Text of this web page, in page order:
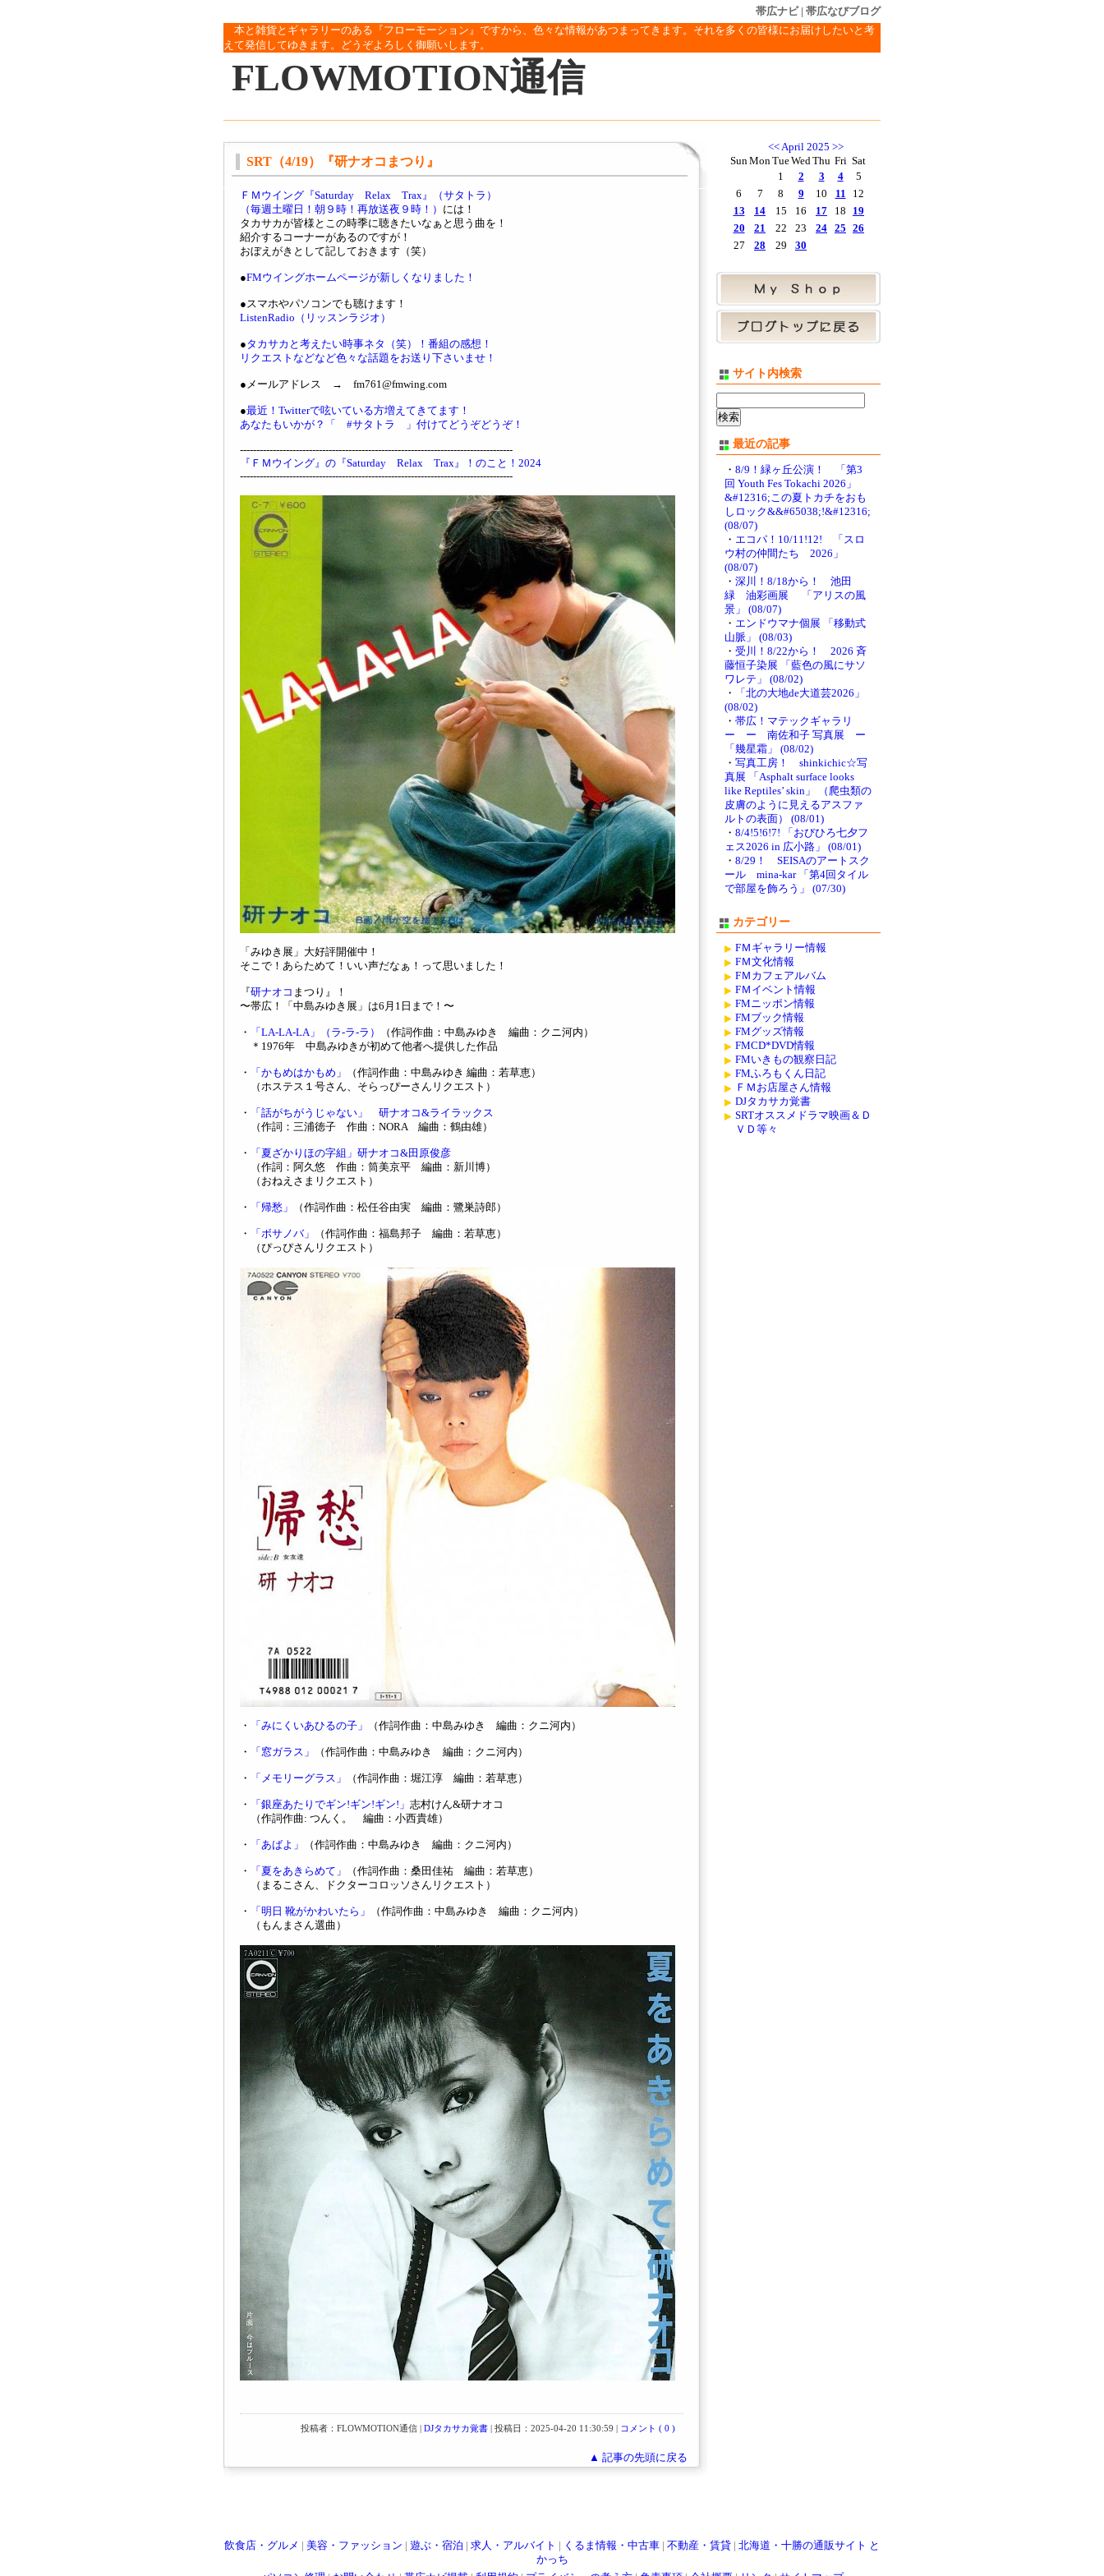
帯広ナビ| 帯広なびブログ
本と雑貨とギャラリーのある『フローモーション』ですから、色々な情報があつまってきます。それを多くの皆様にお届けしたいと考
えて発信してゆきます。どうぞよろしく御願いします。
FLOWMOTION通信
SRT（4/19）『研ナオコまつり』
ＦＭウイング『Saturday Relax Trax』（サタトラ）
（毎週土曜日！朝９時！再放送夜９時！） には！
タカサカが皆様とこの時季に聴きたいなぁと思う曲を！
紹介するコーナーがあるのですが！
おぼえがきとして記しておきます（笑）
●FMウイングホームページが新しくなりました！
●スマホやパソコンでも聴けます！
ListenRadio（リッスンラジオ）
●タカサカと考えたい時事ネタ（笑）！番組の感想！
リクエストなどなど色々な話題をお送り下さいませ！
●メールアドレス → fm761@fmwing.com
●最近！Twitterで呟いている方増えてきてます！
あなたもいかが？「 #サタトラ 」付けてどうぞどうぞ！
-----------------------------------------------------------------------------------
『ＦＭウイング』の『Saturday Relax Trax』！のこと！2024
-----------------------------------------------------------------------------------
「みゆき展」大好評開催中！
そこで！あらためて！いい声だなぁ！って思いました！
『 研ナオコ まつり』！
〜帯広！「中島みゆき展」は6月1日まで！〜
・ 「LA-LA-LA」（ラ-ラ-ラ）
（作詞作曲：中島みゆき 編曲：クニ河内）
＊1976年 中島みゆきが初めて他者へ提供した作品
・ 「かもめはかもめ」
（作詞作曲：中島みゆき 編曲：若草恵）
（ホステス１号さん、そらっぴーさんリクエスト）
・
「話がちがうじゃない」 研ナオコ&ライラックス
（作詞：三浦徳子 作曲：NORA 編曲：鶴由雄）
・
「夏ざかりほの字組」研ナオコ&田原俊彦
（作詞：阿久悠 作曲：筒美京平 編曲：新川博）
（おねえさまリクエスト）
・ 「帰愁」 （作詞作曲：松任谷由実 編曲：鷺巣詩郎）
・ 「ボサノバ」
（作詞作曲：福島邦子 編曲：若草恵）
（ぴっぴさんリクエスト）
・ 「みにくいあひるの子」 （作詞作曲：中島みゆき 編曲：クニ河内）
・ 「窓ガラス」 （作詞作曲：中島みゆき 編曲：クニ河内）
・ 「メモリーグラス」 （作詞作曲：堀江淳 編曲：若草恵）
・ 「銀座あたりでギン!ギン!ギン!」 志村けん&研ナオコ
（作詞作曲: つんく。 編曲：小西貴雄）
・ 「あばよ」 （作詞作曲：中島みゆき 編曲：クニ河内）
・ 「夏をあきらめて」
（作詞作曲：桑田佳祐 編曲：若草恵）
（まるこさん、ドクターコロッソさんリクエスト）
・ 「明日 靴がかわいたら」
（作詞作曲：中島みゆき 編曲：クニ河内）
（もんまさん選曲）
投稿者：FLOWMOTION通信 | DJタカサカ覚書 | 投稿日：2025-04-20 11:30:59 | コメント ( 0 )
▲ 記事の先頭に戻る
<<April 2025 >>
SunMonTueWedThu Fri Sat
1
2 3 4
5
6
7 8 9 10 11
12
13
14 15 16 17 18
19
20
21 22 23 24 25
26
27
28 29 30
サイト内検索
最近の記事
・ 8/9！緑ヶ丘公演！ 「第3
回 Youth Fes Tokachi 2026」
&#12316;この夏トカチをおも
しロック&&#65038;!&#12316;
(08/07)
・ エコパ！10/11!12! 「スロ
ウ村の仲間たち 2026」
(08/07)
・ 深川！8/18から！ 池田
緑 油彩画展 「アリスの風
景」 (08/07)
・ エンドウマナ個展 「移動式
山脈」 (08/03)
・ 受川！8/22から！ 2026 斉
藤恒子染展 「藍色の風にサソ
ワレテ」 (08/02)
・
「北の大地de大道芸2026」
(08/02)
・ 帯広！マテックギャラリ
ー ー 南佐和子 写真展 ー
「幾星霜」 (08/02)
・ 写真工房！ shinkichic☆写
真展 「Asphalt surface looks
like Reptiles’ skin」 （爬虫類の
皮膚のように見えるアスファ
ルトの表面） (08/01)
・ 8/4!5!6!7! 「おびひろ七夕フ
ェス2026 in 広小路」 (08/01)
・ 8/29！ SEISAのアートスク
ール mina-kar 「第4回タイル
で部屋を飾ろう」 (07/30)
カテゴリー
FＭギャラリー情報
FＭ文化情報
FＭカフェアルバム
FＭイベント情報
FMニッポン情報
FMブック情報
FMグッズ情報
FMCD*DVD情報
FMいきもの観察日記
FMふろもくん日記
ＦＭお店屋さん情報
DJタカサカ覚書
SRTオススメドラマ映画＆Ｄ
ＶＤ等々
飲食店・グルメ 美容・ファッション 遊ぶ・宿泊 求人・アルバイト くるま情報・中古車 不動産・賃貸
北海道・十勝の通販サイト と
かっち